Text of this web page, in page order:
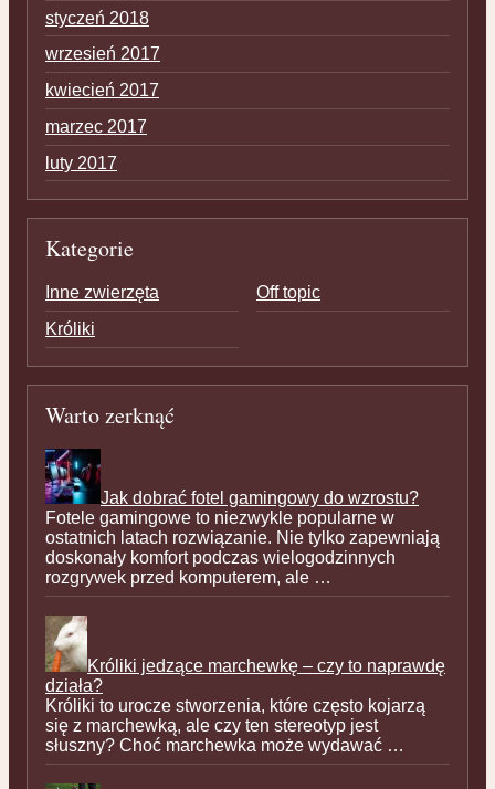
styczeń 2018
wrzesień 2017
kwiecień 2017
marzec 2017
luty 2017
Kategorie
Inne zwierzęta
Króliki
Off topic
Warto zerknąć
Jak dobrać fotel gamingowy do wzrostu?
Fotele gamingowe to niezwykle popularne w
ostatnich latach rozwiązanie. Nie tylko zapewniają
doskonały komfort podczas wielogodzinnych
rozgrywek przed komputerem, ale …
Króliki jedzące marchewkę – czy to naprawdę
działa?
Króliki to urocze stworzenia, które często kojarzą
się z marchewką, ale czy ten stereotyp jest
słuszny? Choć marchewka może wydawać …